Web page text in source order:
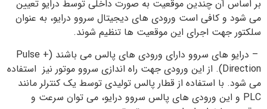
بر اساس آن چندین موقعیت به صورت داخلی توسط درایو تعیین
می شود و کافی است ورودی های دیجیتال سروو درایو، به عنوان
سلکتور جهت اجرای این موقعیت ها تنظیم شوند.
– درایو های سروو دارای ورودی های پالس می باشند (Pulse +
Direction). از این ورودی جهت راه اندازی سروو موتور نیز استفاده
می شود. با استفاده از قطار پالس تولیدی توسط یک کنترلر مانند
PLC و این ورودی های پالس سروو درایو، می توان سرعت و